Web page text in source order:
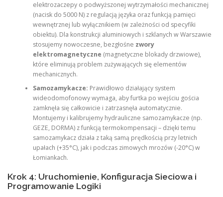
elektrozaczepy o podwyższonej wytrzymałości mechanicznej
(nacisk do 5000 N) z regulacją języka oraz funkcją pamięci
wewnętrznej lub wyłącznikiem (w zależności od specyfiki
obiektu). Dla konstrukcji aluminiowych i szklanych w Warszawie
stosujemy nowoczesne, bezgłośne zwory
elektromagnetyczne (magnetyczne blokady drzwiowe),
które eliminują problem zużywających się elementów
mechanicznych.
Samozamykacze: Prawidłowo działający system
wideodomofonowy wymaga, aby furtka po wejściu gościa
zamknęła się całkowicie i zatrzasnęła automatycznie.
Montujemy i kalibrujemy hydrauliczne samozamykacze (np.
GEZE, DORMA) z funkcją termokompensacji – dzięki temu
samozamykacz działa z taką samą prędkością przy letnich
upałach (+35°C), jak i podczas zimowych mrozów (-20°C) w
Łomiankach.
Krok 4: Uruchomienie, Konfiguracja Sieciowa i
Programowanie Logiki